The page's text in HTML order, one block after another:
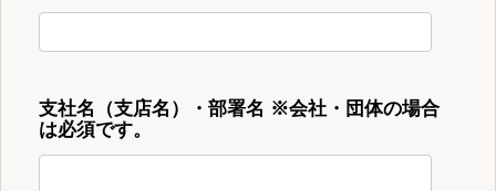
支社名（支店名）・部署名 ※会社・団体の場合
は必須です。